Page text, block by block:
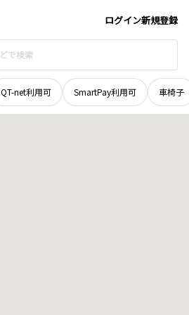
ログイン新規登録
QT-net利用可 SmartPay利用可 車椅子